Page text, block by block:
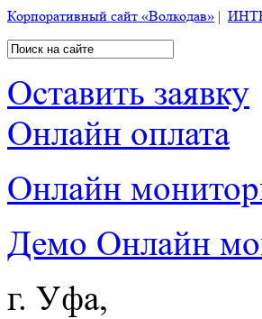
Корпоративный сайт «Волкодав» |
Оставить заявку
Онлайн оплата
Онлайн
Демо Онлайн
г. Уфа,